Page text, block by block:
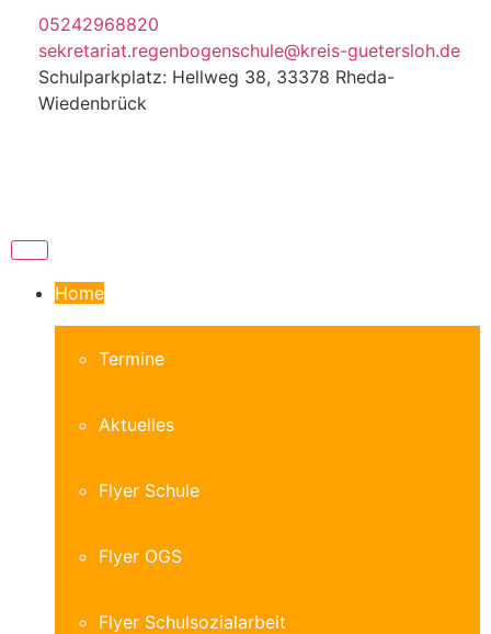
05242968820
sekretariat.regenbogenschule@kreis-guetersloh.de
Schulparkplatz: Hellweg 38, 33378 Rheda-
Wiedenbrück
Home
Termine
Aktuelles
Flyer Schule
Flyer OGS
Flyer Schulsozialarbeit